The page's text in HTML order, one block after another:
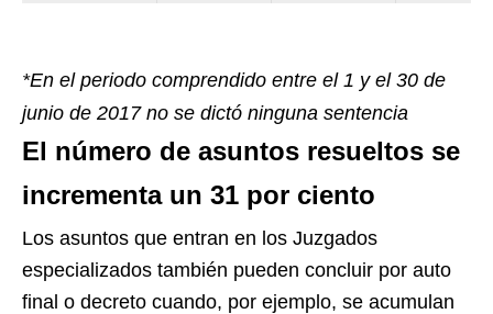
*En el periodo comprendido entre el 1 y el 30 de
junio de 2017 no se dictó ninguna sentencia
El número de asuntos resueltos se
incrementa un 31 por ciento
Los asuntos que entran en los Juzgados
especializados también pueden concluir por auto
final o decreto cuando, por ejemplo, se acumulan